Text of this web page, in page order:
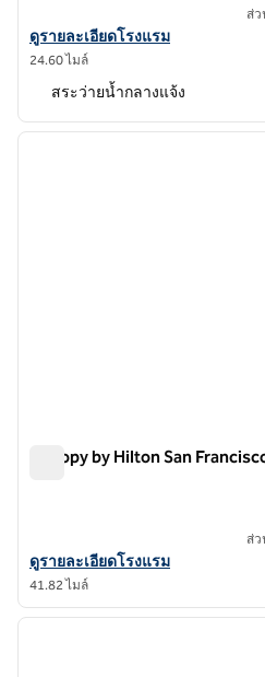
ดูรายละเอียดโรงแรม Seacliff Inn
ดูรายละเอียดโรงแรม
24.60 ไมล์
ส่
สระว่ายน้ำกลางแจ้ง
1 จาก 12
Canopy by Hilton San
ดูรายละเอียดโรงแรมสําหรับ Canopy
ดูรายละเอียดโรงแรม
41.82 ไมล์
ส่
1 จาก 12